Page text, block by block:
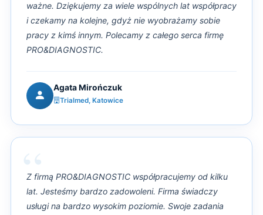
ważne. Dziękujemy za wiele wspólnych lat współpracy
i czekamy na kolejne, gdyż nie wyobrażamy sobie
pracy z kimś innym. Polecamy z całego serca firmę
PRO&DIAGNOSTIC.
Agata Mirończuk
Trialmed, Katowice
“
Z firmą PRO&DIAGNOSTIC współpracujemy od kilku
lat. Jesteśmy bardzo zadowoleni. Firma świadczy
usługi na bardzo wysokim poziomie. Swoje zadania